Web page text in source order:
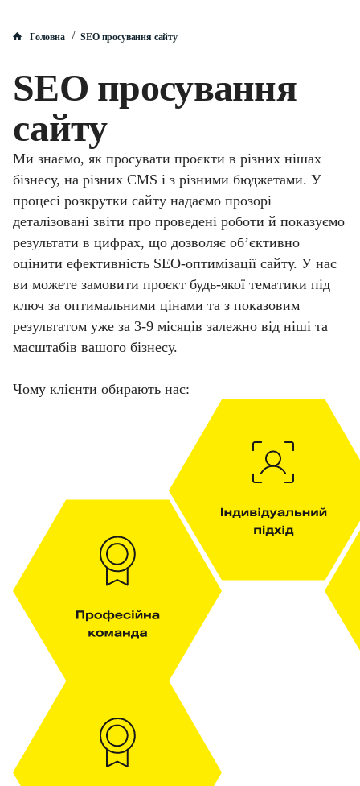
Головна / SEO просування сайту
SEO просування
сайту
Ми знаємо, як просувати проєкти в різних нішах
бізнесу, на різних CMS і з різними бюджетами. У
процесі розкрутки сайту надаємо прозорі
деталізовані звіти про проведені роботи й показуємо
результати в цифрах, що дозволяє об’єктивно
оцінити ефективність SEO-оптимізації сайту. У нас
ви можете замовити проєкт будь-якої тематики під
ключ за оптимальними цінами та з показовим
результатом уже за 3-9 місяців залежно від ніші та
масштабів вашого бізнесу.
Чому клієнти обирають нас: